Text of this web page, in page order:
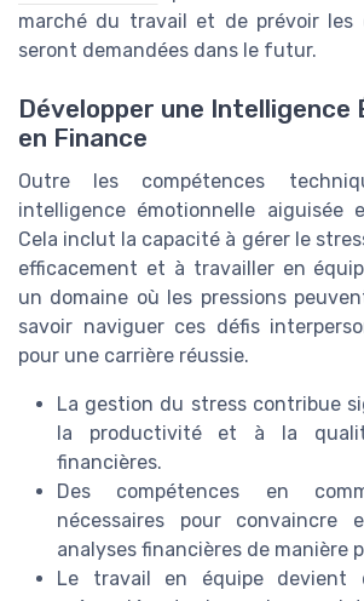
marché du travail et de prévoir les
seront demandées dans le futur.
Développer une Intelligence
en Finance
Outre les compétences
intelligence émotionnelle aiguisée
Cela inclut la capacité à gérer le
efficacement et à travailler en
un domaine où les pressions
savoir naviguer ces défis
pour une carrière réussie.
La gestion du stress contribue
la productivité et à la
financières.
Des compétences en
nécessaires pour convaincre
analyses financières de manière
Le travail en équipe devient